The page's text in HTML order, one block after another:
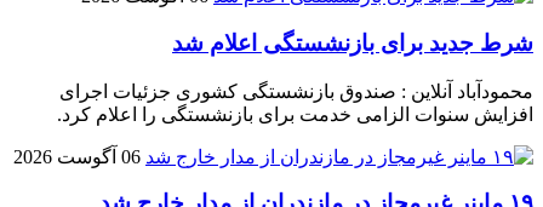
شرط جدید برای بازنشستگی اعلام شد
محمودآباد آنلاین : صندوق بازنشستگی کشوری جزئیات اجرای
افزایش سنوات الزامی خدمت برای بازنشستگی را اعلام کرد.
06 آگوست 2026